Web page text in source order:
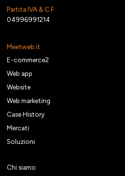
Partita IVA & C.F.
04996991214
Meetweb.it
E-commerce2
Web app
Website
Web marketing
Case History
Mercati
Soluzioni
Chi siamo